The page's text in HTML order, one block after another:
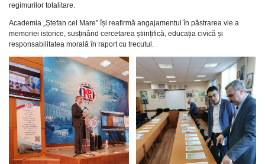
regimurilor totalitare.
Academia „Ștefan cel Mare” își reafirmă angajamentul în păstrarea vie a
memoriei istorice, susținând cercetarea științifică, educația civică și
responsabilitatea morală în raport cu trecutul.